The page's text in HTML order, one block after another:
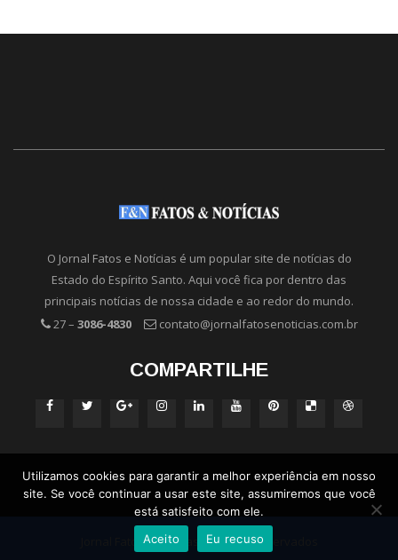
O Jornal Fatos e Notícias é um popular site de notícias do
Estado do Espírito Santo. Aqui você fica por dentro das
principais notícias de nossa cidade e ao redor do mundo.
27 – 3086-4830 contato@jornalfatosenoticias.com.br
COMPARTILHE
Jornal Fatos e Notícias - Direitos Reservados
Utilizamos cookies para garantir a melhor experiência em nosso
site. Se você continuar a usar este site, assumiremos que você
está satisfeito com ele.
Aceito
Eu recuso